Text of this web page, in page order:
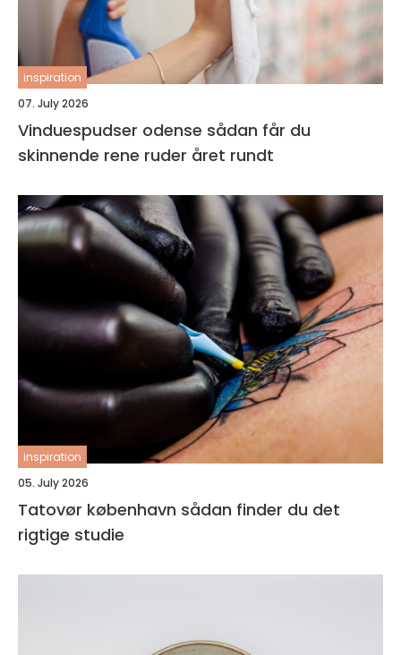
inspiration
07. July 2026
Vinduespudser odense sådan får du
skinnende rene ruder året rundt
inspiration
05. July 2026
Tatovør københavn sådan finder du det
rigtige studie